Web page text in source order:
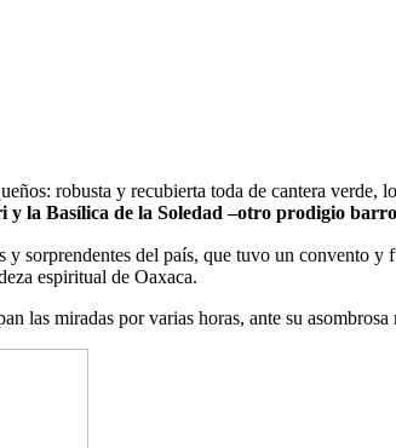
robusta y recubierta toda de cantera
y la Basílica de la Soledad –otro prodigio
sorprendentes del país, que tuvo un convento
espiritual de Oaxaca.
las miradas por varias horas, ante su asombrosa